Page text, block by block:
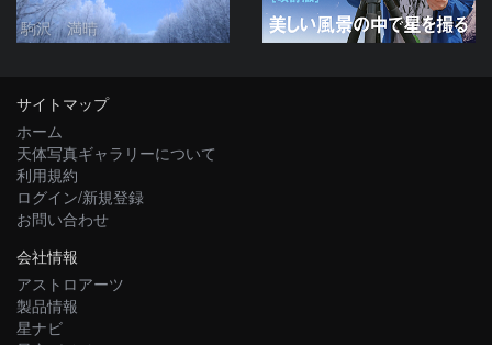
駒沢 満晴
サイトマップ
ホーム
天体写真ギャラリーについて
利用規約
ログイン/新規登録
お問い合わせ
会社情報
アストロアーツ
製品情報
星ナビ